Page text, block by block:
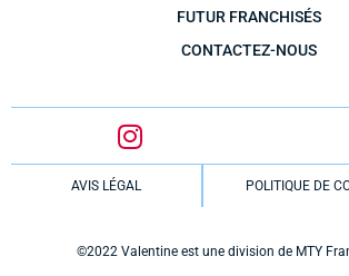
FUTUR FRANCHISÉS
CONTACTEZ-NOUS
AVIS LÉGAL POLITIQUE DE
©2022 Valentine est une division de MTY